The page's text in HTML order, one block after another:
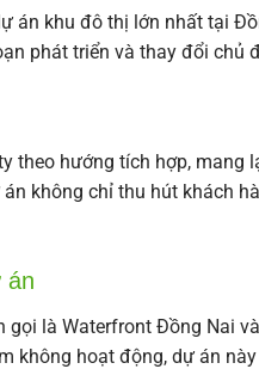
án khu đô thị lớn nhất tại
phát triển và thay đổi chủ
theo hướng tích hợp, mang
không chỉ thu hút khách
án
gọi là Waterfront Đồng Nai
không hoạt động, dự án